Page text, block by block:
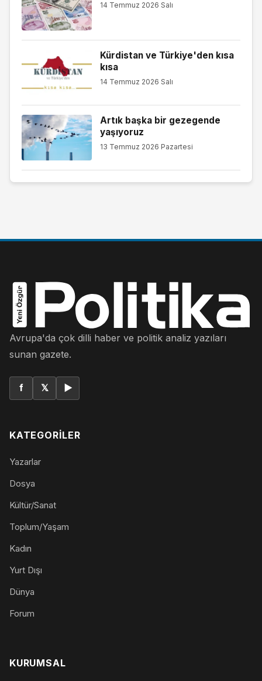
14 Temmuz 2026 Salı
Kürdistan ve Türkiye'den kısa
kısa
14 Temmuz 2026 Salı
Artık başka bir gezegende
yaşıyoruz
13 Temmuz 2026 Pazartesi
Avrupa'da çok dilli haber ve politik analiz yazıları
sunan gazete.
f 𝕏 ▶
KATEGORILER
Yazarlar
Dosya
Kültür/Sanat
Toplum/Yaşam
Kadın
Yurt Dışı
Dünya
Forum
KURUMSAL